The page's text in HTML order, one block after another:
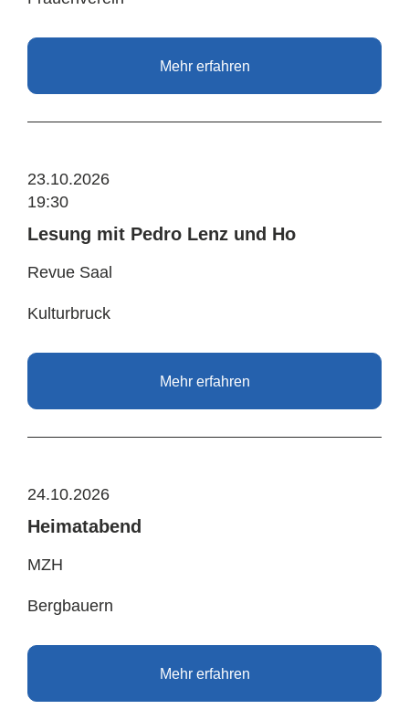
Mehr erfahren
23.10.2026
19:30
Lesung mit Pedro Lenz und Ho
Revue Saal
Kulturbruck
Mehr erfahren
24.10.2026
Heimatabend
MZH
Bergbauern
Mehr erfahren